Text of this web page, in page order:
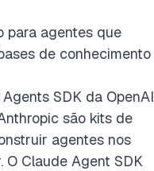
para agentes que
de conhecimento
Agents SDK da OpenAI
são kits de
agentes nos
O Claude Agent SDK